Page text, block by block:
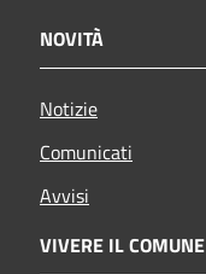
NOVITÀ
Notizie
Comunicati
Avvisi
VIVERE IL COMUNE